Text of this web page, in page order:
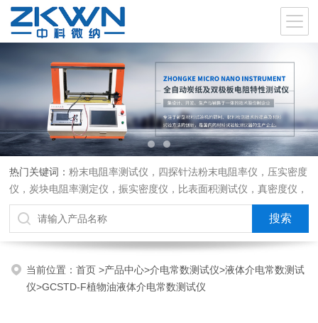
热门关键词：粉末电阻率测试仪，四探针法粉末电阻率仪，压实密度
仪，炭块电阻率测定仪，振实密度仪，比表面积测试仪，真密度仪，
炭块热膨胀仪，炭块透气率仪，炭块二氧化碳反应测定仪
当前位置：首页>产品中心>介电常数测试仪>液体介电常数测试
仪>GCSTD-F植物油液体介电常数测试仪